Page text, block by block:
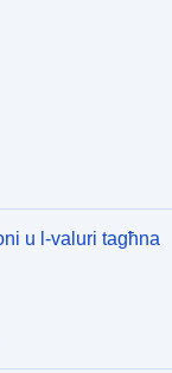
u l-valuri tagħna